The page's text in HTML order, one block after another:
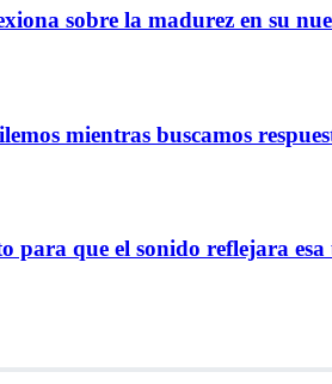
sobre la madurez en su
mientras buscamos
para que el sonido reflejara